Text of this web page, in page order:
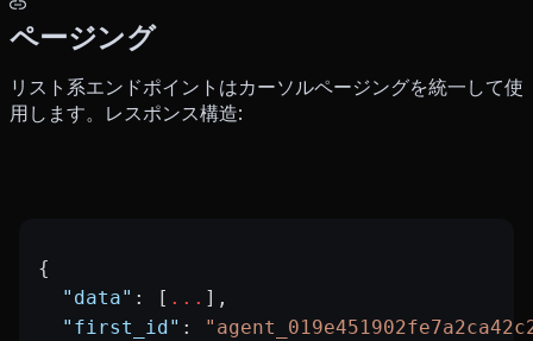
ページング
リスト系エンドポイントはカーソルページングを統一して使
用します。レスポンス構造:
{
  "data"
: [ ... ],
  "first_id"
: